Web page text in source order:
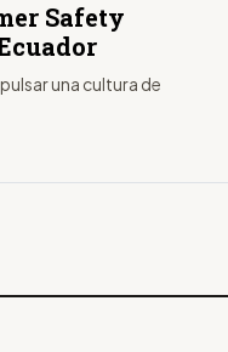
Safety
una cultura de